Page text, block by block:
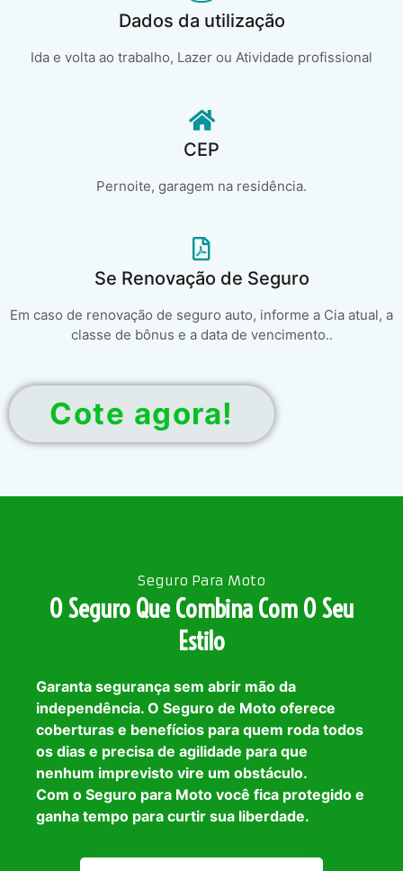
Dados da utilização
Ida e volta ao trabalho, Lazer ou Atividade profissional
CEP
Pernoite, garagem na residência.
Se Renovação de Seguro
Em caso de renovação de seguro auto, informe a Cia atual, a
classe de bônus e a data de vencimento..
Cote agora!
Seguro Para Moto
O Seguro Que Combina Com O Seu
Estilo
Garanta segurança sem abrir mão da
independência. O Seguro de Moto oferece
coberturas e benefícios para quem roda todos
os dias e precisa de agilidade para que
nenhum imprevisto vire um obstáculo.
Com o Seguro para Moto você fica protegido e
ganha tempo para curtir sua liberdade.